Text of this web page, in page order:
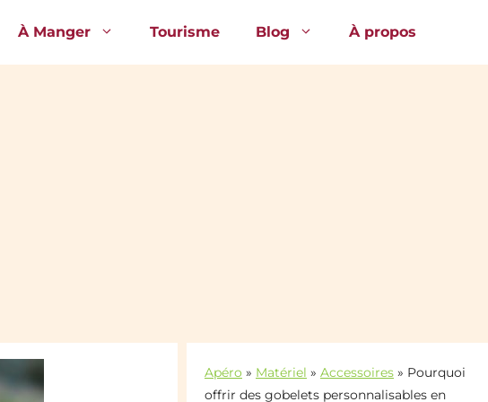
À Manger Tourisme Blog À propos
Apéro » Matériel » Accessoires » Pourquoi
offrir des gobelets personnalisables en